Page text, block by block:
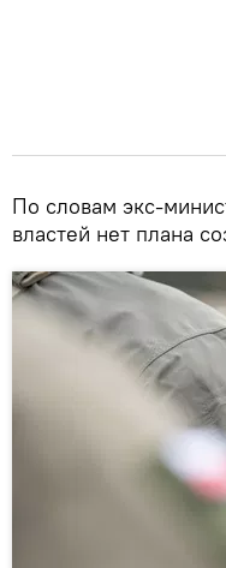
По словам экс-
властей нет плана